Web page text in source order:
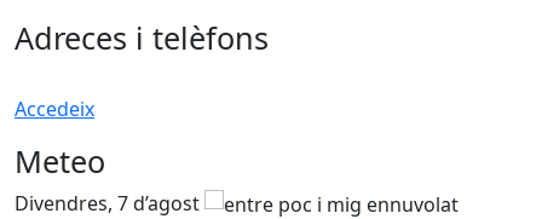
Adreces i telèfons
Accedeix
Meteo
Divendres, 7 d’agost